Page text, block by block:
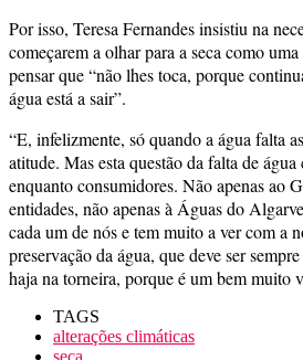
Por isso, Teresa Fernandes insistiu na
começarem a olhar para a seca como
pensar que “não lhes toca, porque
água está a sair”.
“E, infelizmente, só quando a água falta
atitude. Mas esta questão da falta de água
enquanto consumidores. Não apenas ao
entidades, não apenas à Águas do
cada um de nós e tem muito a ver com a
preservação da água, que deve ser
haja na torneira, porque é um bem muito
TAGS
alterações climáticas
seca